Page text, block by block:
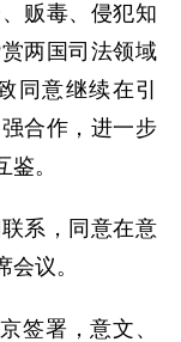
贩毒、侵犯知
两国司法领域
同意继续在引
合作，进一步
。
系，同意在意
议。
署，意文、